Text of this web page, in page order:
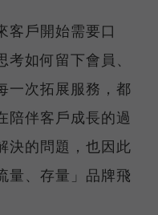
客戶開始需要口
如何留下會員、
一次拓展服務，都
陪伴客戶成長的過
決的問題，也因此
量、存量」品牌飛